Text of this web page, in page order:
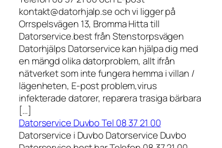
kontakt@datorhjalp.se och vi ligger på
Orrspelsvägen 13, Bromma Hitta till
Datorservice.best från Stenstorpsvägen
Datorhjälps Datorservice kan hjälpa dig med
en mängd olika datorproblem, allt ifrån
nätverket som inte fungera hemma i villan /
lägenheten, E-post problem,virus
infekterade datorer, reparera trasiga bärbara
[…]
Datorservice Duvbo Tel 08 37 21 00
Datorservice i Duvbo Datorservice Duvbo